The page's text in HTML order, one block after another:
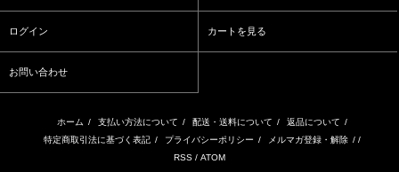
ログイン カートを見る
お問い合わせ
ホーム / 支払い方法について / 配送・送料について / 返品について /
特定商取引法に基づく表記 / プライバシーポリシー / メルマガ登録・解除 / /
RSS / ATOM